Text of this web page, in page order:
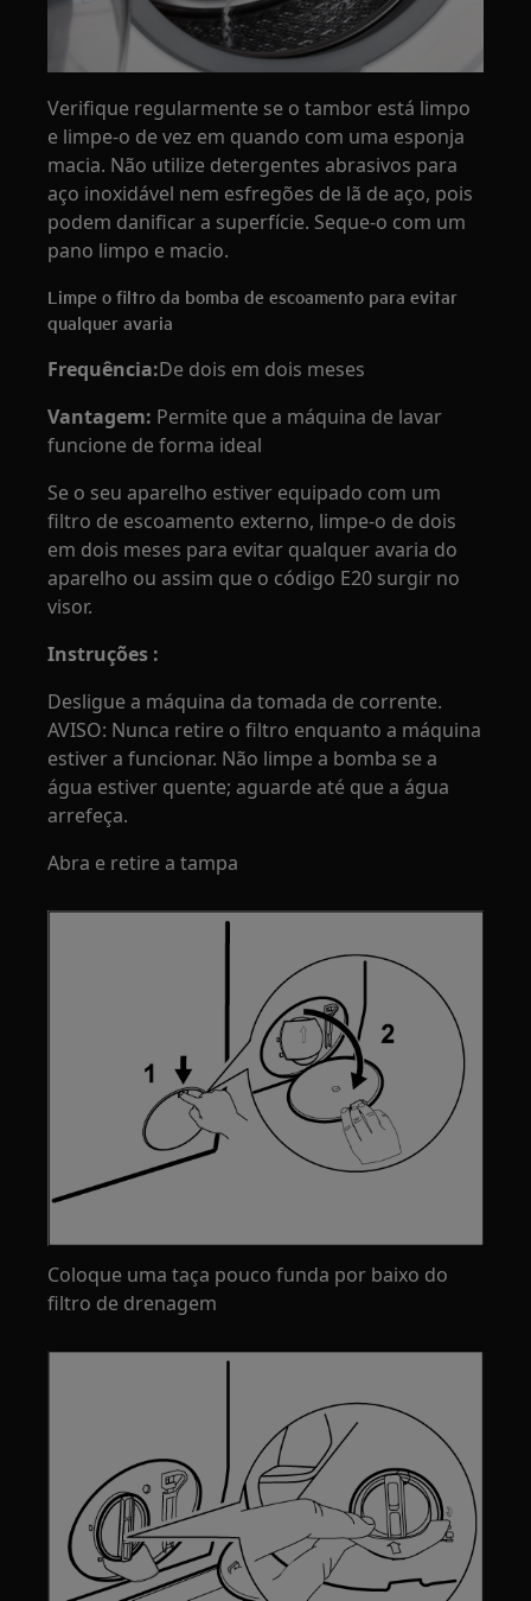
Verifique regularmente se o tambor está limpo
e limpe-o de vez em quando com uma esponja
macia. Não utilize detergentes abrasivos para
aço inoxidável nem esfregões de lã de aço, pois
podem danificar a superfície. Seque-o com um
pano limpo e macio.
Limpe o filtro da bomba de escoamento para evitar
qualquer avaria
Frequência:De dois em dois meses
Vantagem: Permite que a máquina de lavar
funcione de forma ideal
Se o seu aparelho estiver equipado com um
filtro de escoamento externo, limpe-o de dois
em dois meses para evitar qualquer avaria do
aparelho ou assim que o código E20 surgir no
visor.
Instruções :
Desligue a máquina da tomada de corrente.
AVISO: Nunca retire o filtro enquanto a máquina
estiver a funcionar. Não limpe a bomba se a
água estiver quente; aguarde até que a água
arrefeça.
Abra e retire a tampa
Coloque uma taça pouco funda por baixo do
filtro de drenagem